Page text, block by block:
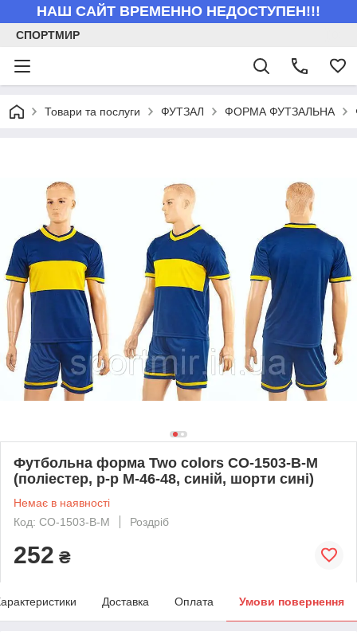
НАШ САЙТ ВРЕМЕННО НЕДОСТУПЕН!!!
СПОРТМИР
Товари та послуги ФУТЗАЛ ФОРМА ФУТЗАЛЬНА
Футбольна форма Two colors CO-1503-B-M
(поліестер, р-р M-46-48, синій, шорти сині)
Немає в наявності
Код: CO-1503-B-M
Роздріб
252 ₴
Доставка Оплата Умови повернення